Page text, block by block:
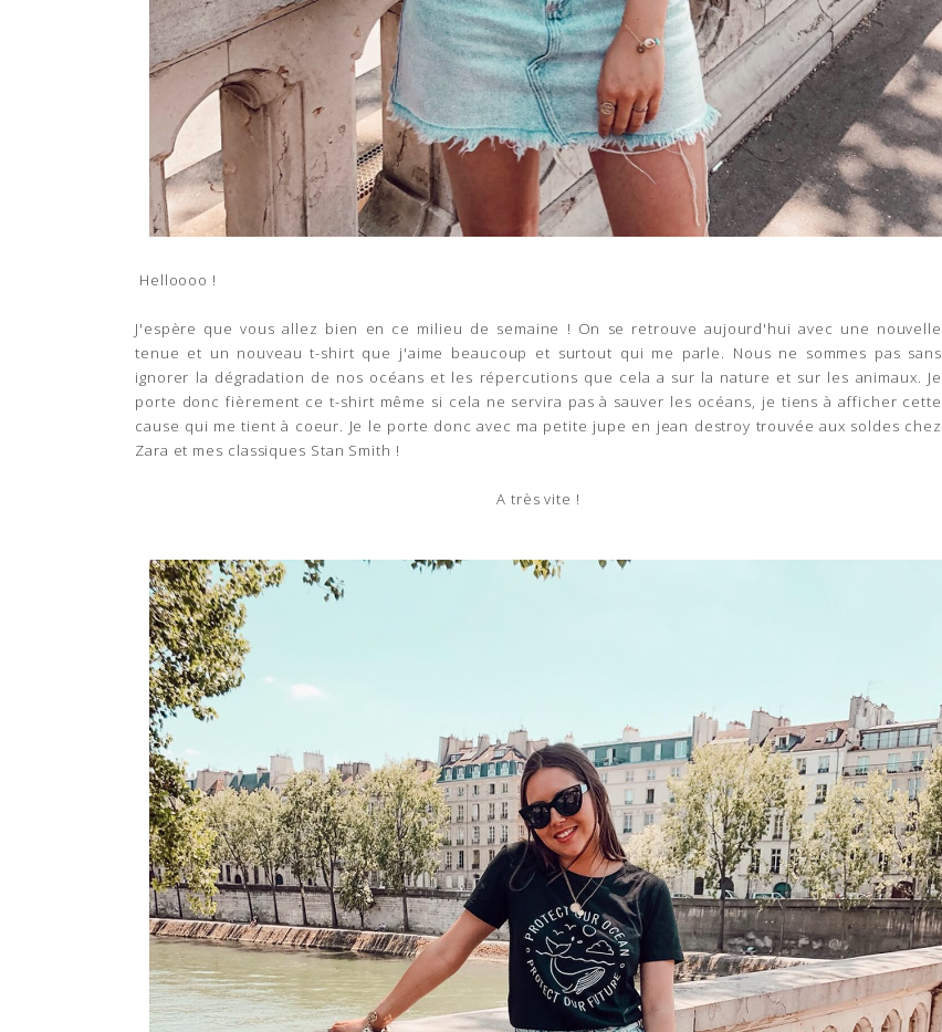
Helloooo !
J'espère que vous allez bien en ce milieu de semaine ! On se retrouve aujourd'hui avec une nouvelle
tenue et un nouveau t-shirt que j'aime beaucoup et surtout qui me parle. Nous ne sommes pas sans
ignorer la dégradation de nos océans et les répercutions que cela a sur la nature et sur les animaux. Je
porte donc fièrement ce t-shirt même si cela ne servira pas à sauver les océans, je tiens à afficher cette
cause qui me tient à coeur. Je le porte donc avec ma petite jupe en jean destroy trouvée aux soldes chez
Zara et mes classiques Stan Smith !
A très vite !